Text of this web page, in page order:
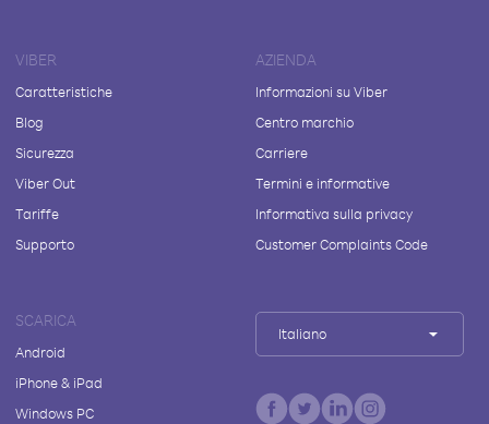
VIBER
Caratteristiche
Blog
Sicurezza
Viber Out
Tariffe
Supporto
AZIENDA
Informazioni su Viber
Centro marchio
Carriere
Termini e informative
Informativa sulla privacy
Customer Complaints Code
SCARICA
Android
iPhone & iPad
Windows PC
Italiano